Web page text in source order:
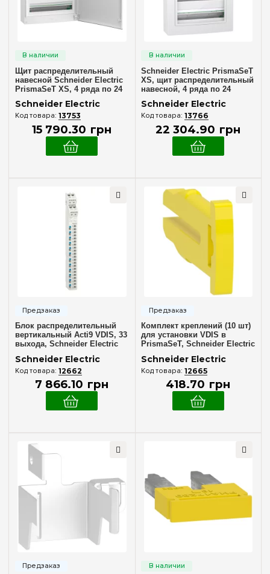
192(+22)
Белая
Прозрачная(3)
Серия
Acti9 (3)
Linegry(6)
PrismaSeT S(8)
(4)
Цвет корпуса
(4)
Степень защиты IP
Дверь
Белая
Прозрачная
Ширина, мм
Очистить выбор
Щит распределительный
навесной Schneider Electric
PrismaSeT XS, 4 ряда по 24
модуля, белые двери,
LVSXQ424
Schneider Electric
13753
15 790.30 грн
Schneider Electric PrismaSeT
XS, щит распределительный
навесной, 4 ряда по 24
модуля, прозрачные двери,
LVSXR424
Schneider Electric
13766
22 304.90 грн
Блок распределительный
вертикальный Acti9 VDIS, 33
выхода, Schneider Electric
A9XPK707
Schneider Electric
12662
7 866.10 грн
Комплект креплений (10 шт)
для установки VDIS в
PrismaSeT, Schneider Electric
A9XPKL10
Schneider Electric
12665
418.70 грн